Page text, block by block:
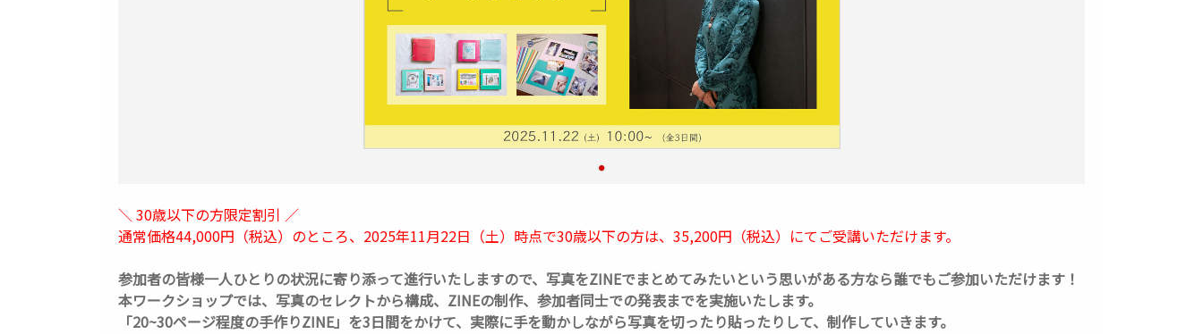
＼ 30歳以下の方限定割引 ／
通常価格44,000円（税込）のところ、2025年11月22日（土）時点で30歳以下の方は、35,200円（税込）にてご受講いただけます。
参加者の皆様一人ひとりの状況に寄り添って進行いたしますので、写真をZINEでまとめてみたいという思いがある方なら誰でもご参加いただけます！
本ワークショップでは、写真のセレクトから構成、ZINEの制作、参加者同士での発表までを実施いたします。
「20~30ページ程度の手作りZINE」を3日間をかけて、実際に手を動かしながら写真を切ったり貼ったりして、制作していきます。